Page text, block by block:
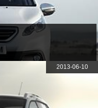
2013-06-10